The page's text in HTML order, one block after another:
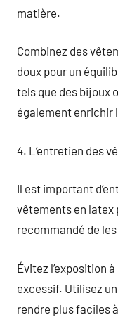
matière.
Combinez des
doux pour un
tels que des bijoux
également enrichir
4. L’entretien des
Il est important
vêtements en latex
recommandé de
Évitez l’exposition
excessif. Utilisez
rendre plus faciles